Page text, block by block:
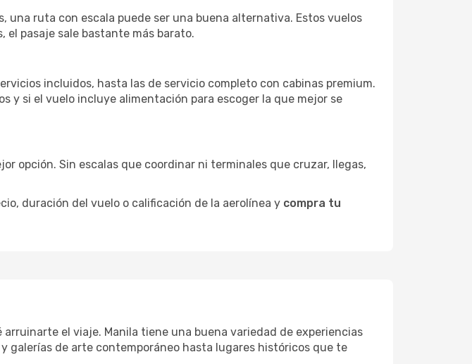
una ruta con escala puede ser una buena alternativa. Estos vuelos
el pasaje sale bastante más barato.
incluidos, hasta las de servicio completo con cabinas premium.
y si el vuelo incluye alimentación para escoger la que mejor se
opción. Sin escalas que coordinar ni terminales que cruzar, llegas,
duración del vuelo o calificación de la aerolínea y compra tu
arruinarte el viaje. Manila tiene una buena variedad de experiencias
galerías de arte contemporáneo hasta lugares históricos que te